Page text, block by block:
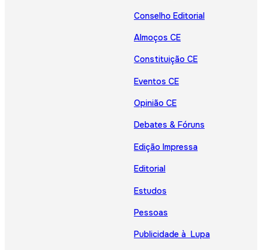
Conselho Editorial
Almoços CE
Constituição CE
Eventos CE
Opinião CE
Debates & Fóruns
Edição Impressa
Editorial
Estudos
Pessoas
Publicidade à Lupa